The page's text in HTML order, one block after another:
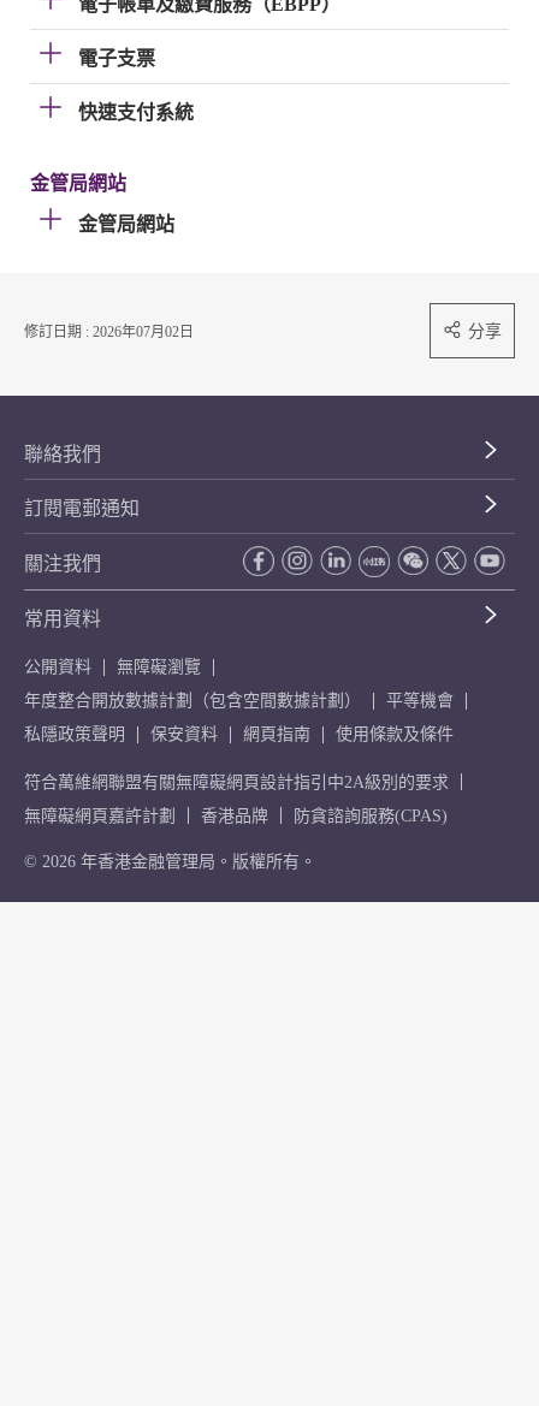
電子帳單及繳費服務（EBPP）
電子支票
快速支付系統
金管局網站
金管局網站
修訂日期 : 2026年07月02日 分享
聯絡我們
訂閱電郵通知
關注我們
常用資料
公開資料
無障礙瀏覽
年度整合開放數據計劃（包含空間數據計劃）
平等機會
私隱政策聲明
保安資料 網頁指南 使用條款及條件
符合萬維網聯盟有關無障礙網頁設計指引中2A級別的要求
無障礙網頁嘉許計劃
香港品牌 防貪諮詢服務(CPAS)
© 2026 年香港金融管理局。版權所有。